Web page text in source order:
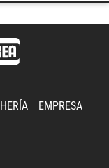
EMPRESA